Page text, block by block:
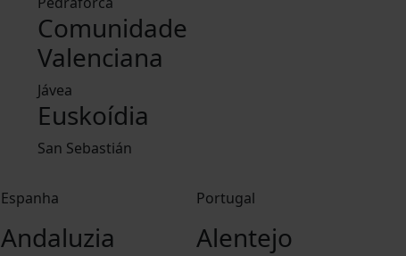
Comunidade
Valenciana
Jávea
Euskoídia
San Sebastián
Espanha
Andaluzia
Portugal
Alentejo